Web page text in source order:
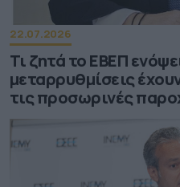
22.07.2026
Τι ζητά το ΕΒΕΠ
μεταρρυθμίσεις
τις προσωρινές